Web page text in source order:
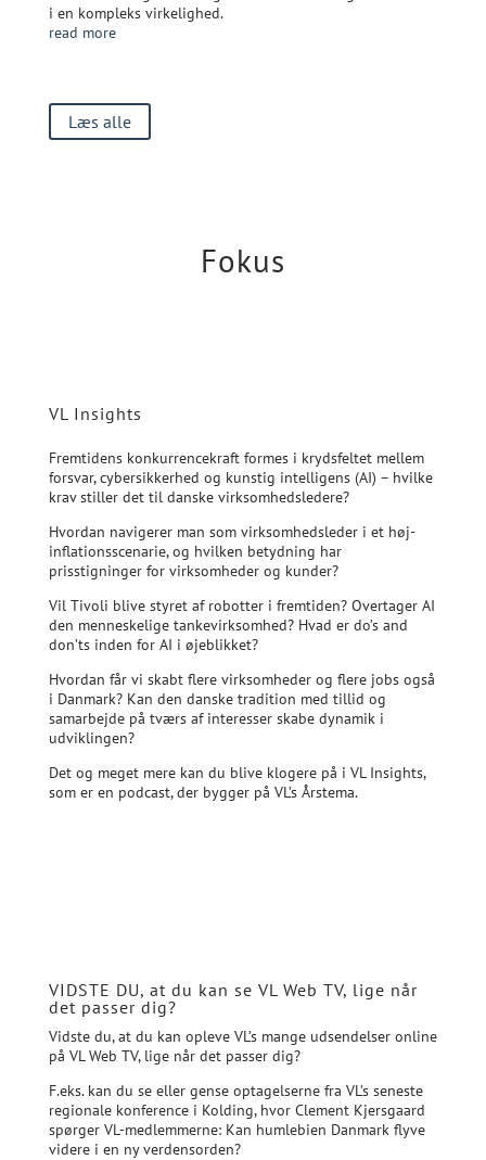
i en kompleks virkelighed.
read more
Læs alle
Fokus
VL Insights
Fremtidens konkurrencekraft formes i krydsfeltet mellem
forsvar, cybersikkerhed og kunstig intelligens (AI) – hvilke
krav stiller det til danske virksomhedsledere?
Hvordan navigerer man som virksomhedsleder i et høj-
inflationsscenarie, og hvilken betydning har
prisstigninger for virksomheder og kunder?
Vil Tivoli blive styret af robotter i fremtiden? Overtager AI
den menneskelige tankevirksomhed? Hvad er do’s and
don’ts inden for AI i øjeblikket?
Hvordan får vi skabt flere virksomheder og flere jobs også
i Danmark? Kan den danske tradition med tillid og
samarbejde på tværs af interesser skabe dynamik i
udviklingen?
Det og meget mere kan du blive klogere på i VL Insights,
som er en podcast, der bygger på VL’s Årstema.
VIDSTE DU, at du kan se VL Web TV, lige når
det passer dig?
Vidste du, at du kan opleve VL’s mange udsendelser online
på VL Web TV, lige når det passer dig?
F.eks. kan du se eller gense optagelserne fra VL’s seneste
regionale konference i Kolding, hvor Clement Kjersgaard
spørger VL-medlemmerne: Kan humlebien Danmark flyve
videre i en ny verdensorden?